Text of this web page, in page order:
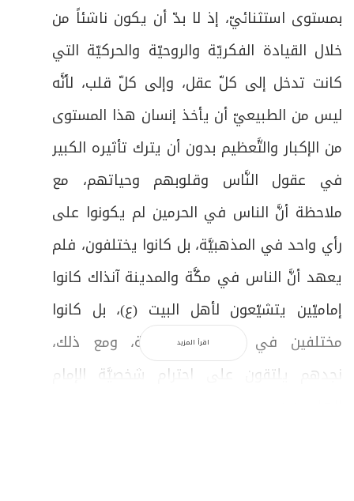
بمستوى استثنائيّ، إذ لا بدّ أن يكون ناشئاً من
خلال القيادة الفكريّة والروحيّة والحركيّة التي
كانت تدخل إلى كلّ عقل، وإلى كلّ قلب، لأنَّه
ليس من الطبيعيّ أن يأخذ إنسان هذا المستوى
من الإكبار والتَّعظيم بدون أن يترك تأثيره الكبير
في عقول النَّاس وقلوبهم وحياتهم، مع
ملاحظة أنَّ الناس في الحرمين لم يكونوا على
رأي واحد في المذهبيَّة، بل كانوا يختلفون، فلم
يعهد أنَّ الناس في مكَّة والمدينة آنذاك كانوا
إماميّين يتشيّعون لأهل البيت (ع)، بل كانوا
مختلفين في آرائهم المذهبيَّة، ومع ذلك،
نجدهم يلتقون على احترام شخصيَّة الإمام
اقرأ المزيد